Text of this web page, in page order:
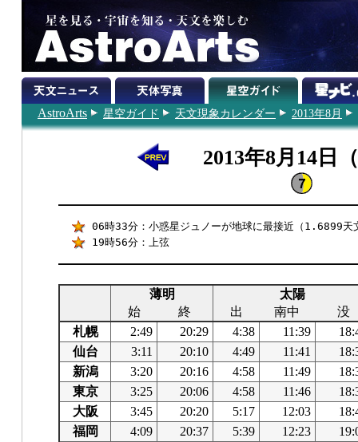
AstroArts 星空ガイド 天文現象カレンダー 2013年8月
2013年8月14日
06時33分：小惑星ジュノーが地球に最接近（1.6899天
19時56分：上弦
薄明
太陽
始
終 出 南中
没
札幌
2:49 20:29 4:38 11:39
仙台
3:11 20:10 4:49 11:41
新潟
3:20 20:16 4:58 11:49
東京
3:25 20:06 4:58 11:46
大阪
3:45 20:20 5:17 12:03
福岡
4:09 20:37 5:39 12:23